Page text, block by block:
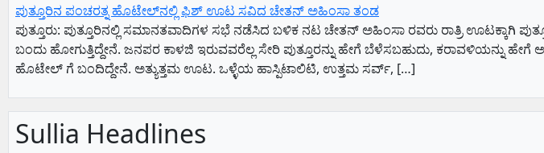
ಪುತ್ತೂರಿನ ಪಂಚರತ್ನ ಹೊಟೇಲ್‌ನಲ್ಲಿ ಫಿಶ್‌ ಊಟ ಸವಿದ ಚೇತನ್‌ ಅಹಿಂಸಾ ತಂಡ
ಪುತ್ತೂರು: ಪುತ್ತೂರಿನಲ್ಲಿ ಸಮಾನತವಾದಿಗಳ ಸಭೆ ನಡೆಸಿದ ಬಳಿಕ ನಟ ಚೇತನ್‌ ಅಹಿಂಸಾ ರವರು ರಾತ್ರಿ ಊಟಕ್ಕಾಗಿ
ಬಂದು ಹೋಗುತ್ತಿದ್ದೇನೆ. ಜನಪರ ಕಾಳಜಿ ಇರುವವರೆಲ್ಲ ಸೇರಿ ಪುತ್ತೂರನ್ನು ಹೇಗೆ ಬೆಳೆಸಬಹುದು, ಕರಾವಳಿಯನ್ನು
ಹೊಟೇಲ್‌ ಗೆ ಬಂದಿದ್ದೇನೆ. ಅತ್ಯುತ್ತಮ ಊಟ. ಒಳ್ಳೆಯ ಹಾಸ್ಪಿಟಾಲಿಟಿ, ಉತ್ತಮ ಸರ್ವ್‌, […]
Sullia Headlines